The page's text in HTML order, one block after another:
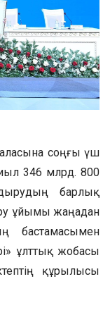
соңғы үш
346 млрд. 800
барлық
ұйымы жаңадан
бастамасымен
ұлттық жобасы
құрылысы